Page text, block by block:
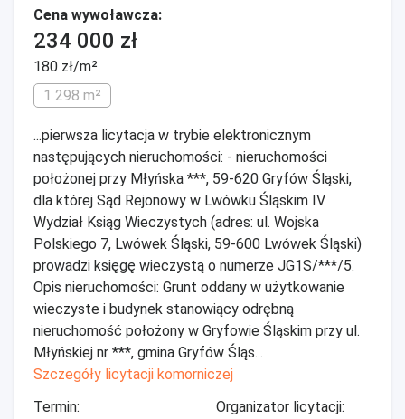
Cena wywoławcza:
234 000 zł
180 zł/m²
1 298 m²
...pierwsza licytacja w trybie elektronicznym
następujących nieruchomości: - nieruchomości
położonej przy Młyńska ***, 59-620 Gryfów Śląski,
dla której Sąd Rejonowy w Lwówku Śląskim IV
Wydział Ksiąg Wieczystych (adres: ul. Wojska
Polskiego 7, Lwówek Śląski, 59-600 Lwówek Śląski)
prowadzi księgę wieczystą o numerze JG1S/***/5.
Opis nieruchomości: Grunt oddany w użytkowanie
wieczyste i budynek stanowiący odrębną
nieruchomość położony w Gryfowie Śląskim przy ul.
Młyńskiej nr ***, gmina Gryfów Śląs...
Szczegóły licytacji komorniczej
Termin:
Organizator licytacji: